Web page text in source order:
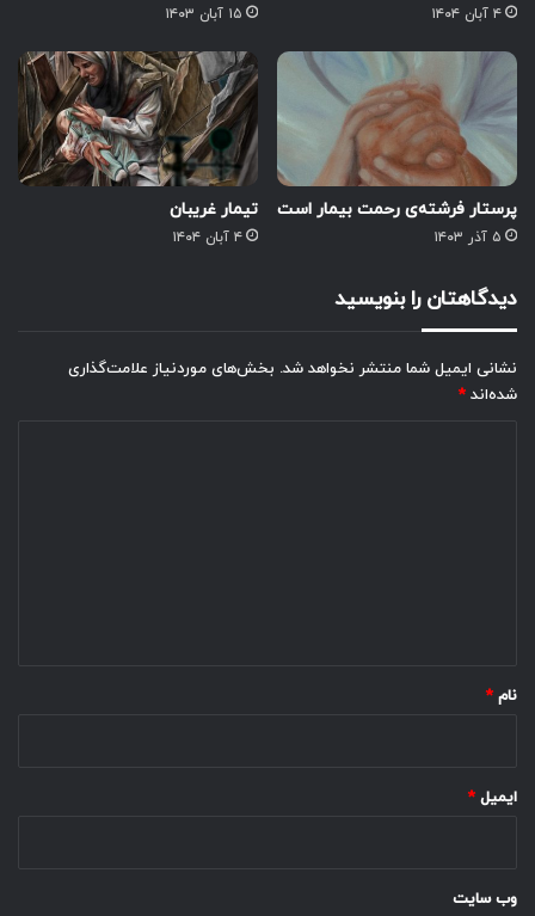
۴ آبان ۱۴۰۴ ۱۵ آبان ۱۴۰۳
پرستار فرشته‌ی رحمت بیمار است
۵ آذر ۱۴۰۳
تیمار غریبان
۴ آبان ۱۴۰۴
دیدگاهتان را بنویسید
نشانی ایمیل شما منتشر نخواهد شد. بخش‌های موردنیاز علامت‌گذاری
شده‌اند *
نام *
ایمیل *
وب‌ سایت